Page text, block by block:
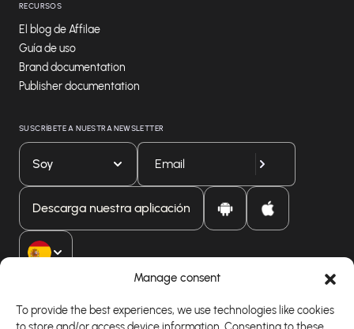
Manage consent
To provide the best experiences, we use technologies like cookies
RECURSOS
El blog de Affilae
Guía de uso
Brand documentation
Publisher documentation
SUSCRÍBETE A NUESTRA NEWSLETTER
Soy
Descarga nuestra aplicación